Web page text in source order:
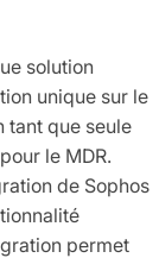
solution
unique sur le
tant que seule
le MDR.
de Sophos
permet